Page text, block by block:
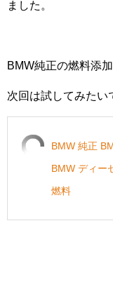
ました。
BMW純正の燃料添
次回は試してみたい
BMW 純正
BMW ディー
燃料